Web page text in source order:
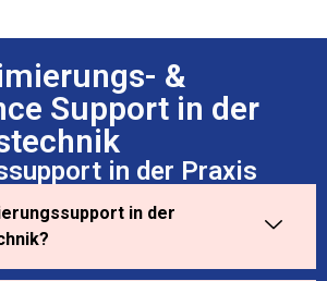
&
Support in der
in der Praxis
in der